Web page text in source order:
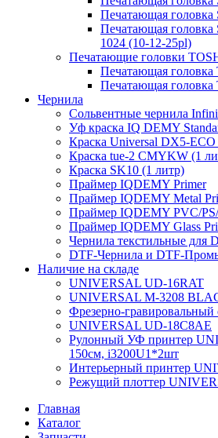
Печатающая
Печатающая головка
1024 (10-12-25pl)
Печатающие головки
Печатающая
Печатающая
Чернила
Сольвентные чернила
Уф краска IQ DEMY
Краска Universal DX5-
Краска tue-2 CMYKW (1
Краска SK10 (1 литр)
Праймер IQDEMY Primer
Праймер IQDEMY Metal
Праймер IQDEMY PVC/
Праймер IQDEMY Glass
Чернила текстильные для
DTF-Чернила и DTF-
Наличие на складе
UNIVERSAL UD-16RAT
UNIVERSAL М-3208
Фрезерно-
UNIVERSAL UD-18C8AE
Рулонный УФ принтер
150см, i3200U1*2шт
Интерьерный принтер
Режущий плоттер
Главная
Каталог